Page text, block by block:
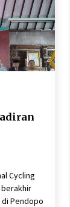
Cycling
berakhir
di Pendopo